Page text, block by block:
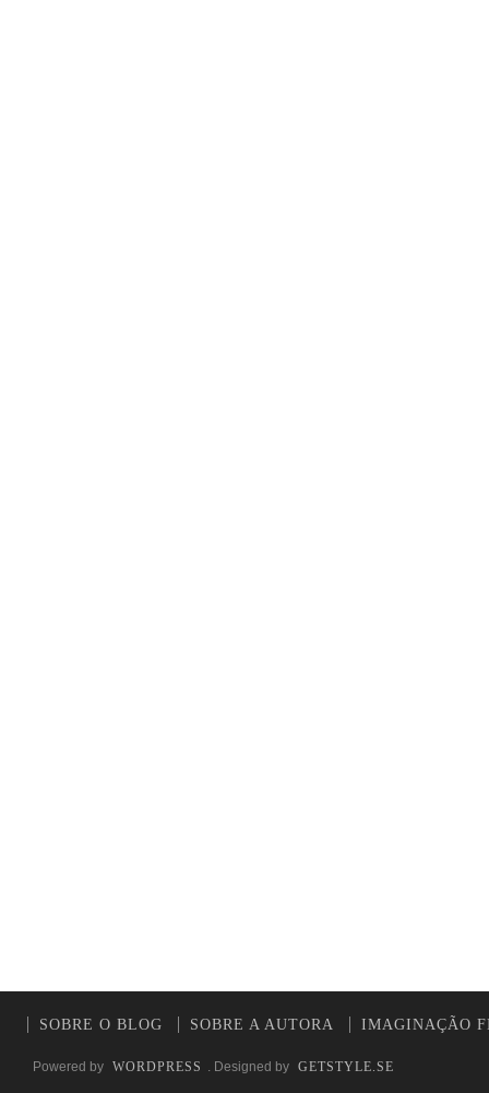
SOBRE O BLOG SOBRE A AUTORA IMAGINAÇÃO
Powered by WORDPRESS . Designed by GETSTYLE.SE